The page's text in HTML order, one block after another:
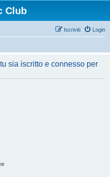
Club
Login
Iscriviti
sia iscritto e connesso per